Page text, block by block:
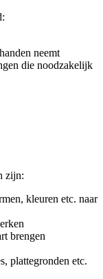
neemt
die noodzakelijk
zijn:
kleuren etc. naar
brengen
plattegronden etc.